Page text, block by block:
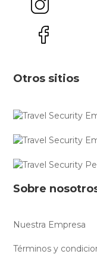
Otros sitios
Sobre
Nuestra Empresa
Términos y